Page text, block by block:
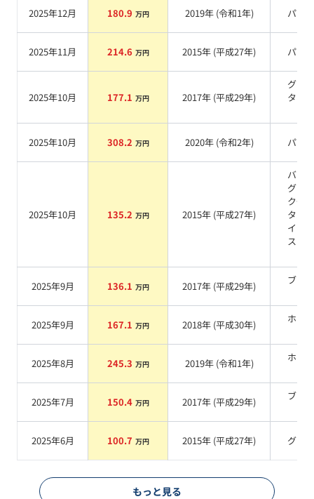
2025年12月 180.9 万円 2019年 (令和1年) パール
2025年11月 214.6 万円 2015年 (平成27年) パール
2025年10月 177.1 万円 2017年 (平成29年)
グレ
タリ
2025年10月 308.2 万円 2020年 (令和2年) パール
2025年10月 135.2 万円 2015年 (平成27年)
バー
グブ
クク
タル
イン
スフ
2025年9月 136.1 万円 2017年 (平成29年)
ブラ
2025年9月 167.1 万円 2018年 (平成30年)
ホワ
2025年8月 245.3 万円 2019年 (令和1年)
ホワ
2025年7月 150.4 万円 2017年 (平成29年)
ブラ
2025年6月 100.7 万円 2015年 (平成27年) グレー
もっと見る